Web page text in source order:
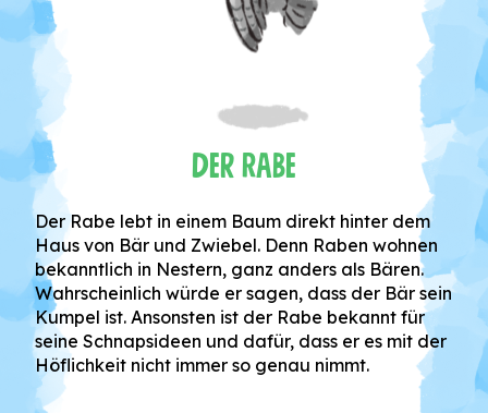
Der Rabe
Der Rabe lebt in einem Baum direkt hinter dem
Haus von Bär und Zwiebel. Denn Raben wohnen
bekanntlich in Nestern, ganz anders als Bären.
Wahrscheinlich würde er sagen, dass der Bär sein
Kumpel ist. Ansonsten ist der Rabe bekannt für
seine Schnapsideen und dafür, dass er es mit der
Höflichkeit nicht immer so genau nimmt.